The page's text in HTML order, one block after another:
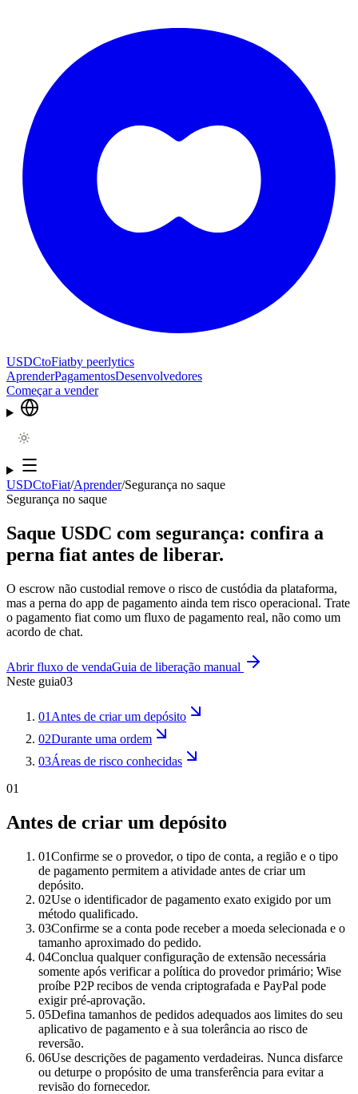
USDCtoFiatby peerlytics
AprenderPagamentosDesenvolvedores
Começar a vender
USDCtoFiat/Aprender/Segurança no saque
Segurança no saque
Saque USDC com segurança: confira a
perna fiat antes de liberar.
O escrow não custodial remove o risco de custódia da plataforma,
mas a perna do app de pagamento ainda tem risco operacional. Trate
o pagamento fiat como um fluxo de pagamento real, não como um
acordo de chat.
Abrir fluxo de vendaGuia de liberação manual
Neste guia03
01 Antes de criar um depósito
02Durante uma ordem
03Áreas de risco conhecidas
01
Antes de criar um depósito
01Confirme se o provedor, o tipo de conta, a região e o tipo
de pagamento permitem a atividade antes de criar um
depósito.
02Use o identificador de pagamento exato exigido por um
método qualificado.
03Confirme se a conta pode receber a moeda selecionada e o
tamanho aproximado do pedido.
04Conclua qualquer configuração de extensão necessária
somente após verificar a política do provedor primário; Wise
proíbe P2P recibos de venda criptografada e PayPal pode
exigir pré-aprovação.
05Defina tamanhos de pedidos adequados aos limites do seu
aplicativo de pagamento e à sua tolerância ao risco de
reversão.
06Use descrições de pagamento verdadeiras. Nunca disfarce
ou deturpe o propósito de uma transferência para evitar a
revisão do fornecedor.